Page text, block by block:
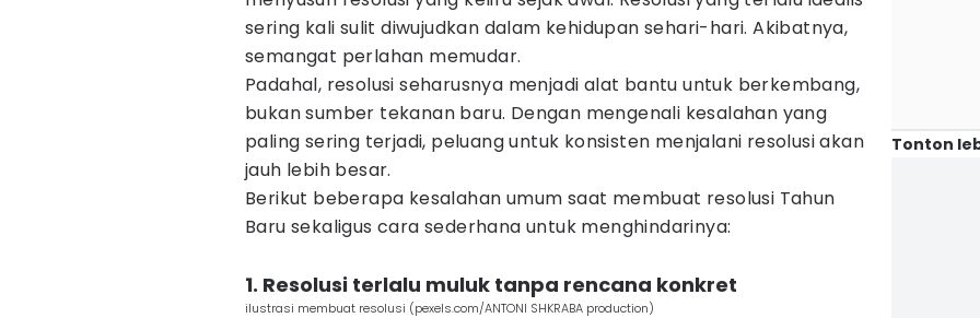
sering kali sulit diwujudkan dalam kehidupan sehari-hari. Akibatnya,
semangat perlahan memudar.
Padahal, resolusi seharusnya menjadi alat bantu untuk berkembang,
bukan sumber tekanan baru. Dengan mengenali kesalahan yang
paling sering terjadi, peluang untuk konsisten menjalani resolusi akan
jauh lebih besar.
Berikut beberapa kesalahan umum saat membuat resolusi Tahun
Baru sekaligus cara sederhana untuk menghindarinya:
1. Resolusi terlalu muluk tanpa rencana konkret
ilustrasi membuat resolusi (pexels.com/ANTONI SHKRABA production)
Tonton